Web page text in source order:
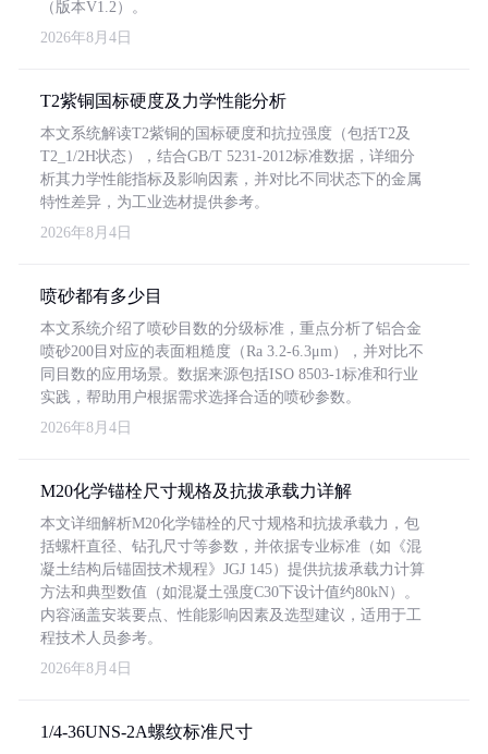
（版本V1.2）。
2026年8月4日
T2紫铜国标硬度及力学性能分析
本文系统解读T2紫铜的国标硬度和抗拉强度（包括T2及
T2_1/2H状态），结合GB/T 5231-2012标准数据，详细分
析其力学性能指标及影响因素，并对比不同状态下的金属
特性差异，为工业选材提供参考。
2026年8月4日
喷砂都有多少目
本文系统介绍了喷砂目数的分级标准，重点分析了铝合金
喷砂200目对应的表面粗糙度（Ra 3.2-6.3μm），并对比不
同目数的应用场景。数据来源包括ISO 8503-1标准和行业
实践，帮助用户根据需求选择合适的喷砂参数。
2026年8月4日
M20化学锚栓尺寸规格及抗拔承载力详解
本文详细解析M20化学锚栓的尺寸规格和抗拔承载力，包
括螺杆直径、钻孔尺寸等参数，并依据专业标准（如《混
凝土结构后锚固技术规程》JGJ 145）提供抗拔承载力计算
方法和典型数值（如混凝土强度C30下设计值约80kN）。
内容涵盖安装要点、性能影响因素及选型建议，适用于工
程技术人员参考。
2026年8月4日
1/4-36UNS-2A螺纹标准尺寸